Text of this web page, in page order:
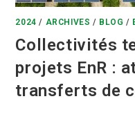
2024 / ARCHIVES / BLOG /
Collectivités
projets EnR :
transferts de